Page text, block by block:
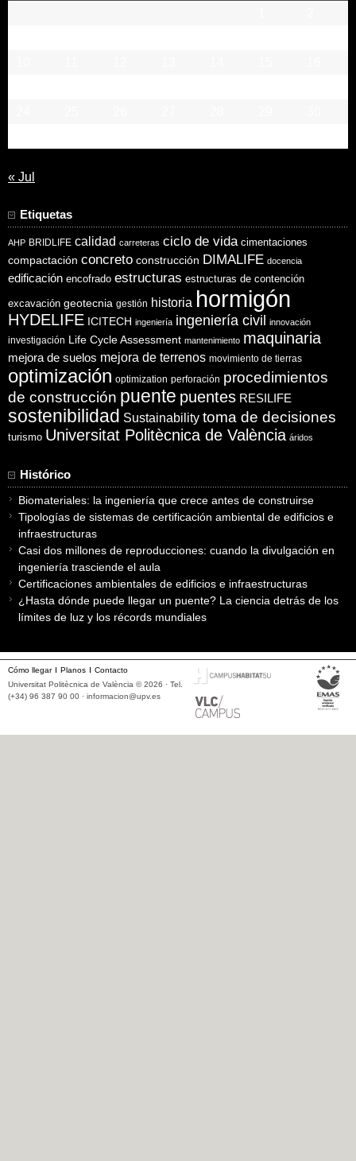
« Jul
Etiquetas
AHP BRIDLIFE calidad carreteras ciclo de vida cimentaciones
compactación concreto construcción DIMALIFE docencia
edificación encofrado estructuras estructuras de contención
excavación geotecnia gestión historia hormigón
HYDELIFE ICITECH ingeniería ingeniería civil innovación
investigación Life Cycle Assessment mantenimiento maquinaria
mejora de suelos mejora de terrenos movimiento de tierras
optimización optimization perforación procedimientos
de construcción puente puentes RESILIFE
sostenibilidad Sustainability toma de decisiones
turismo Universitat Politècnica de València áridos
Histórico
Biomateriales: la ingeniería que crece antes de construirse
Tipologías de sistemas de certificación ambiental de edificios e
infraestructuras
Casi dos millones de reproducciones: cuando la divulgación en
ingeniería trasciende el aula
Certificaciones ambientales de edificios e infraestructuras
¿Hasta dónde puede llegar un puente? La ciencia detrás de los
límites de luz y los récords mundiales
Cómo llegar Planos
Contacto
Universitat Politècnica de València © 2026 · Tel.
(+34) 96 387 90 00 · informacion@upv.es